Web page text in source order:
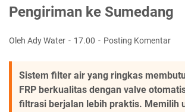
Pengiriman ke Sumedang
Oleh Ady Water 17.00 Posting Komentar
Sistem filter air yang ringkas
FRP berkualitas dengan valve
filtrasi berjalan lebih praktis. Memilih